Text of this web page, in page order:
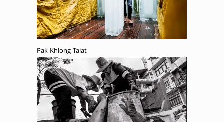
Pak Khlong Talat